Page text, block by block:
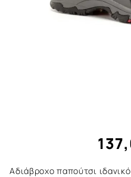
Αδιάβροχο παπούτσι